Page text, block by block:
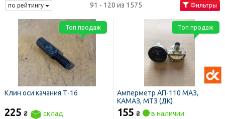
по рейтингу 91 - 120 из 1575 Фильтры
Клин оси качания Т-16
225 ₴ склад
Топ продаж
Амперметр АП-110 МАЗ,
КАМАЗ, МТЗ (ДК)
155 ₴ в наличии
Топ продаж